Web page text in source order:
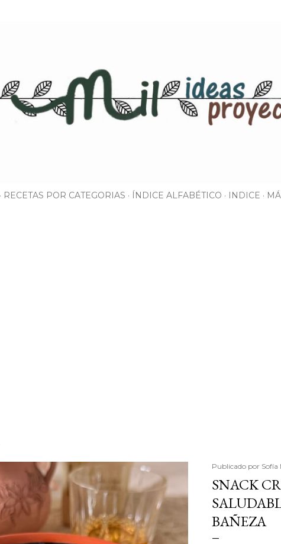
RECETAS POR CATEGORIAS ÍNDICE ALFABÉTICO INDICE
Publicado por Sofía
SNACK
BAÑEZA